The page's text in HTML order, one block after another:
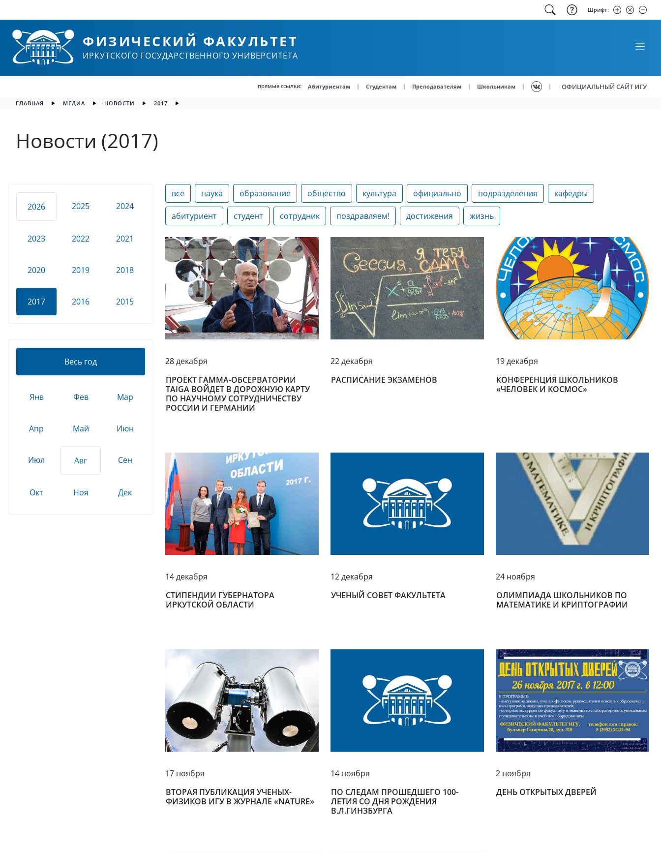
Шрифт:
ФИЗИЧЕСКИЙ ФАКУЛЬТЕТ
ИРКУТСКОГО ГОСУДАРСТВЕННОГО УНИВЕРСИТЕТА
прямые ссылки: Абитуриентам | Студентам | Преподавателям | Школьникам | | ОФИЦИАЛЬНЫЙ САЙТ ИГУ
ГЛАВНАЯ МЕДИА НОВОСТИ 2017
Новости (2017)
2026 2025 2024
2023 2022 2021
2020 2019 2018
2017 2016 2015
Весь год
Янв Фев Мар
Апр Май Июн
Июл Авг Сен
Окт Ноя Дек
все наука образование общество культура официально подразделения кафедры
абитуриент студент сотрудник поздравляем! достижения жизнь
28 декабря
ПРОЕКТ ГАММА-ОБСЕРВАТОРИИ
TAIGA ВОЙДЕТ В ДОРОЖНУЮ КАРТУ
ПО НАУЧНОМУ СОТРУДНИЧЕСТВУ
РОССИИ И ГЕРМАНИИ
22 декабря
РАСПИСАНИЕ ЭКЗАМЕНОВ
19 декабря
КОНФЕРЕНЦИЯ ШКОЛЬНИКОВ
«ЧЕЛОВЕК И КОСМОС»
14 декабря
СТИПЕНДИИ ГУБЕРНАТОРА
ИРКУТСКОЙ ОБЛАСТИ
12 декабря
УЧЕНЫЙ СОВЕТ ФАКУЛЬТЕТА
24 ноября
ОЛИМПИАДА ШКОЛЬНИКОВ ПО
МАТЕМАТИКЕ И КРИПТОГРАФИИ
17 ноября
ВТОРАЯ ПУБЛИКАЦИЯ УЧЕНЫХ-
ФИЗИКОВ ИГУ В ЖУРНАЛЕ «NATURE»
14 ноября
ПО СЛЕДАМ ПРОШЕДШЕГО 100-
ЛЕТИЯ СО ДНЯ РОЖДЕНИЯ
В.Л.ГИНЗБУРГА
2 ноября
ДЕНЬ ОТКРЫТЫХ ДВЕРЕЙ